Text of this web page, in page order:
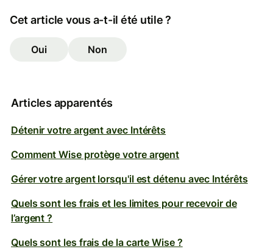
Cet article vous a-t-il été utile ?
Oui Non
Articles apparentés
Détenir votre argent avec Intérêts
Comment Wise protège votre argent
Gérer votre argent lorsqu'il est détenu avec Intérêts
Quels sont les frais et les limites pour recevoir de
l’argent ?
Quels sont les frais de la carte Wise ?